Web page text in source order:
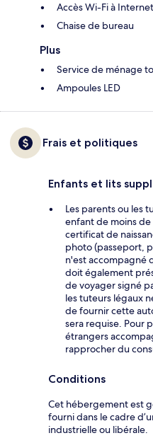
Accès Wi-Fi à
Chaise de bureau
Plus
Service de ménage
Ampoules LED
Frais et politiques
Enfants et lits
Les parents ou les
enfant de moins
certificat de
photo (passeport,
n'est accompagné
doit également
de voyager signé
les tuteurs légaux
de fournir cette
sera requise. Pour
étrangers
rapprocher du
Conditions
Cet hébergement est
fourni dans le cadre
industrielle ou libérale.